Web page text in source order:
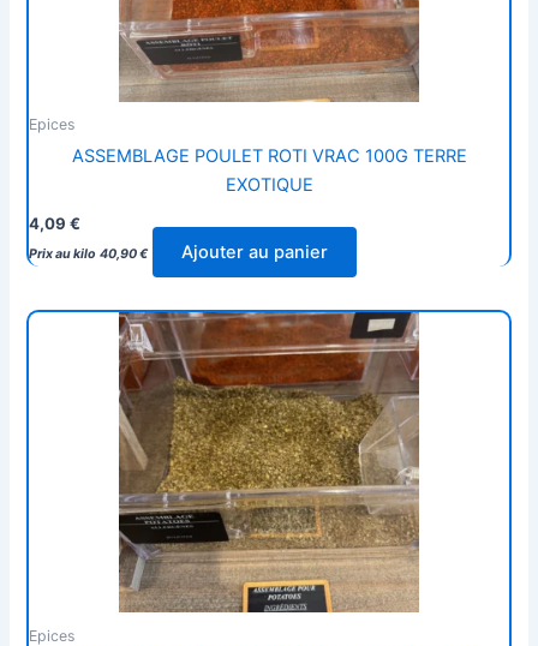
Epices
ASSEMBLAGE POULET ROTI VRAC 100G TERRE
EXOTIQUE
4,09€
Prix au kilo 40,90€ Ajouter au panier
Epices